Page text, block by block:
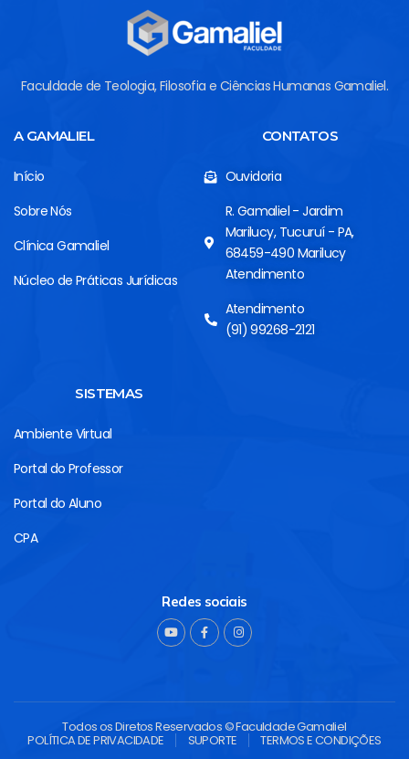
Faculdade de Teologia, Filosofia e Ciências Humanas Gamaliel.
A GAMALIEL
Início
Sobre Nós
Clínica Gamaliel
Núcleo de Práticas Jurídicas
CONTATOS
Ouvidoria
R. Gamaliel - Jardim
Marilucy, Tucuruí - PA,
68459-490 Marilucy
Atendimento
Atendimento
(91) 99268-2121
SISTEMAS
Ambiente Virtual
Portal do Professor
Portal do Aluno
CPA
Redes sociais
Todos os Diretos Reservados © Faculdade Gamaliel
POLÍTICA DE PRIVACIDADE SUPORTE TERMOS E CONDIÇÕES